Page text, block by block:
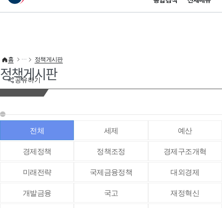
이 누리집은 대한민국 공식 전자정부 누리집입니다.
공유하기
홈 정책게시판
정책게시판
전체 세제 예산
경제정책 정책조정 경제구조개혁
미래전략 국제금융정책 대외경제
개발금융 국고 재정혁신